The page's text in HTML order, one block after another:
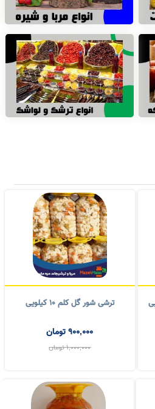
ترشی شور گل کلم ۱۰ کیلویی
900,000تومان
1,000,000تومان
ترشی بندری